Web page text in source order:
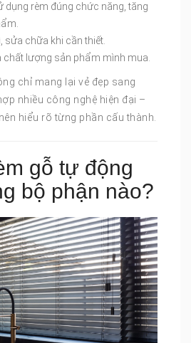
dụng rèm đúng chức năng, tăng
sửa chữa khi cần thiết.
chất lượng sản phẩm mình mua.
chỉ mang lại vẻ đẹp sang
nhiều công nghệ hiện đại –
hiểu rõ từng phần cấu thành.
gỗ tự động
bộ phận nào?